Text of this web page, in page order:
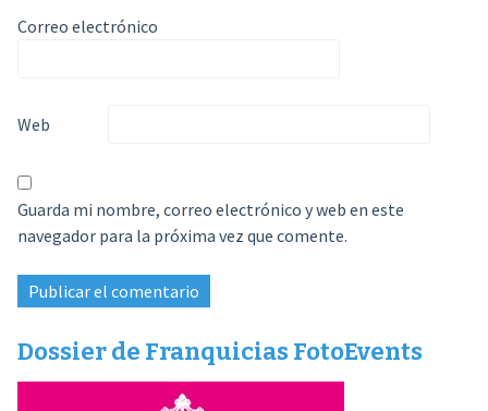
Correo electrónico
Web
Guarda mi nombre, correo electrónico y web en este
navegador para la próxima vez que comente.
Dossier de Franquicias FotoEvents